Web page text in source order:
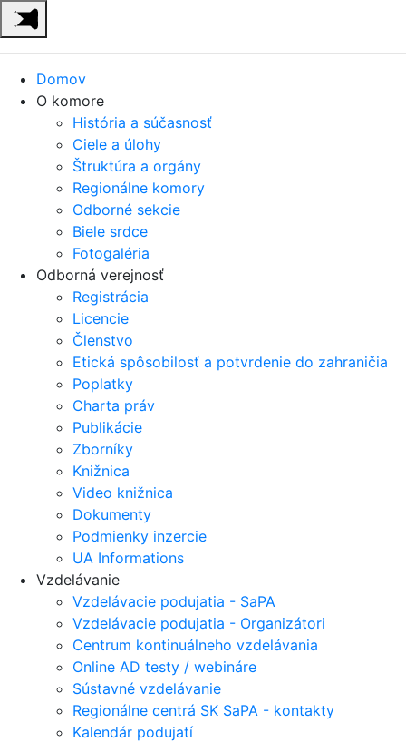
Domov
O komore
História a súčasnosť
Ciele a úlohy
Štruktúra a orgány
Regionálne komory
Odborné sekcie
Biele srdce
Fotogaléria
Odborná verejnosť
Registrácia
Licencie
Členstvo
Etická spôsobilosť a potvrdenie do zahraničia
Poplatky
Charta práv
Publikácie
Zborníky
Knižnica
Video knižnica
Dokumenty
Podmienky inzercie
UA Informations
Vzdelávanie
Vzdelávacie podujatia - SaPA
Vzdelávacie podujatia - Organizátori
Centrum kontinuálneho vzdelávania
Online AD testy / webináre
Sústavné vzdelávanie
Regionálne centrá SK SaPA - kontakty
Kalendár podujatí